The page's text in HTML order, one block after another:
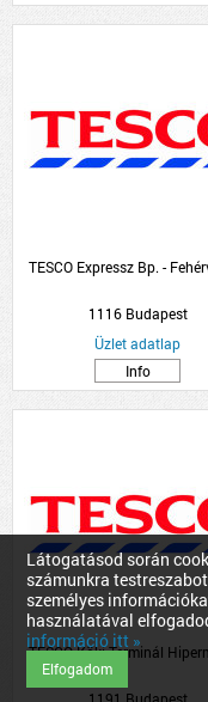
Látogatásod során
számunkra
személyes
használatával
információ itt »
Elfogadom
TESCO Expressz Bp. -
1116 Budapest
Üzlet adatlap
Info
TESCO Köki Terminál